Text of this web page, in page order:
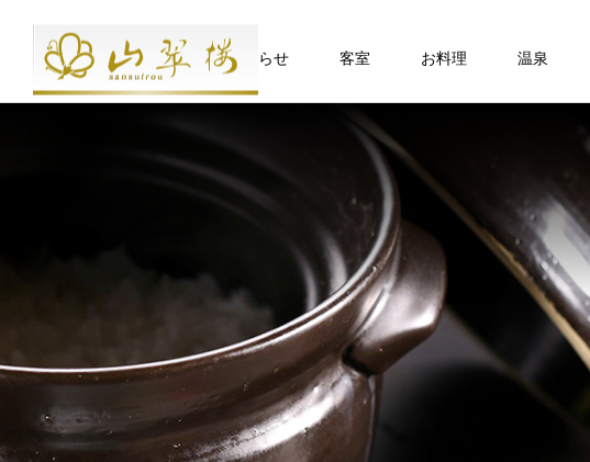
お知らせ 客室 お料理 温泉
ベッド付客室 食
DISH